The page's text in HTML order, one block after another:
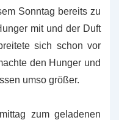
Sonntag bereits zu
mit und der Duft
sich schon vor
den Hunger und
umso größer.
zum geladenen